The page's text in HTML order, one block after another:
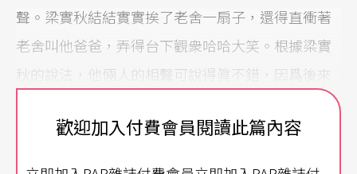
聲。梁實秋結結實實挨了老舍一扇子，還得直衝著
老舍叫他爸爸，弄得台下觀衆哈哈大笑。根據梁實
秋的說法，他倆人的相聲可說得眞不錯，因爲後來
他走在路上，有人認不出的還直對人說：「看，那
就是那個說相聲的！」
歡迎加入付費會員閱讀此篇內容